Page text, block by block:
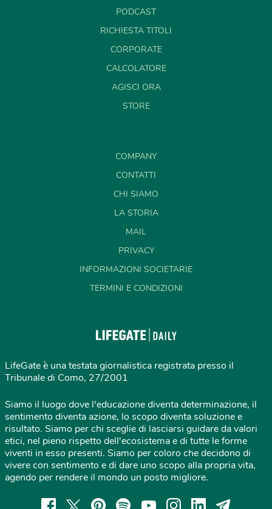
PODCAST
RICHIESTA TITOLI
CORPORATE
CALCOLATORE
AGISCI ORA
STORE
COMPANY
CONTATTI
CHI SIAMO
LA STORIA
MAIL
PRIVACY
INFORMAZIONI SOCIETARIE
TERMINI E CONDIZIONI
LifeGate è una testata giornalistica registrata presso il
Tribunale di Como, 27/2001
Siamo il luogo dove l'educazione diventa determinazione, il
sentimento diventa azione, lo scopo diventa soluzione e
risultato. Siamo per chi sceglie di lasciarsi guidare da valori
etici, nel pieno rispetto dell'ecosistema e di tutte le forme
viventi in esso presenti. Siamo per coloro che decidono di
vivere con sentimento e di dare uno scopo alla propria vita,
agendo per rendere il mondo un posto migliore.